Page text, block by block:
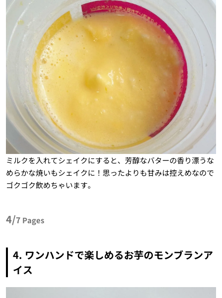
ミルクを入れてシェイクにすると、芳醇なバターの香り漂うな
めらかな焼いもシェイクに！思ったよりも甘みは控えめなので
ゴクゴク飲めちゃいます。
4/7 Pages
4. ワンハンドで楽しめるお芋のモンブランア
イス